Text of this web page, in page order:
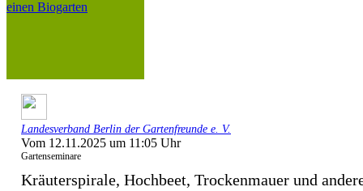
Landesverband Berlin der Gartenfreunde e. V.
Vom 12.11.2025 um 11:05 Uhr
Gartenseminare
Kräuterspirale, Hochbeet, Trockenmauer und